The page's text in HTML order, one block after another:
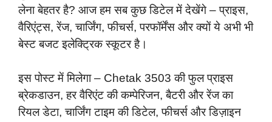
लेना बेहतर है? आज हम सब कुछ डिटेल में देखेंगे – प्राइस,
वैरिएंट्स, रेंज, चार्जिंग, फीचर्स, परफॉर्मेंस और क्यों ये अभी भी
बेस्ट बजट इलेक्ट्रिक स्कूटर है।
इस पोस्ट में मिलेगा – Chetak 3503 की फुल प्राइस
ब्रेकडाउन, हर वैरिएंट की कम्पेरिजन, बैटरी और रेंज का
रियल डेटा, चार्जिंग टाइम की डिटेल, फीचर्स और डिज़ाइन